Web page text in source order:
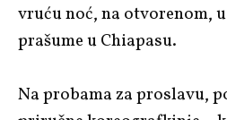
vruću noć, na otvorenom,
prašume u Chiapasu.
Na probama za proslavu,